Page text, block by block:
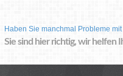
Haben Sie manchmal Probleme
Sie sind hier richtig, wir helfen